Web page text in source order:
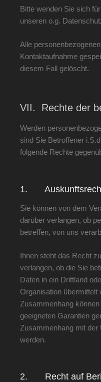
Bitte wenden Sie sich
unseren o.g.
Alle
Kontaktaufnahme
diesem Fall gelöscht.
VII. Rechte der
Werden
sind Sie Betroffener
folgende Rechte
1.
Sie können von dem
darüber verlangen, ob
betreffen, von uns
Ihnen steht das Recht
verlangen, ob die Sie
Daten in ein Drittland
Organisation übermittelt
Zusammenhang
geeigneten Garantien
Zusammenhang mit
werden.
2. Recht auf